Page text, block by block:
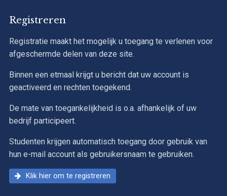
Registreren
Registratie maakt het mogelijk u toegang te verlenen voor
afgeschermde delen van deze site.
Binnen een etmaal krijgt u bericht dat uw account is
geactiveerd en rechten toegekend.
De mate van toegankelijkheid is o.a. afhankelijk of uw
bedrijf participeert.
Studenten krijgen automatisch toegang door gebruik van
hun e-mail account als gebruikersnaam te gebruiken.
Klik hier om te registreren